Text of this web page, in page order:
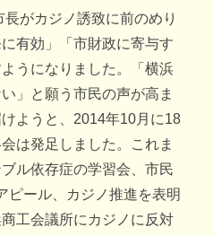
がカジノ誘致に前のめり
有効」「市財政に寄与す
うになりました。「横浜
」と願う市民の声が高ま
ようと、2014年10月に18
は発足しました。これま
ル依存症の学習会、市民
ピール、カジノ推進を表明
工会議所にカジノに反対